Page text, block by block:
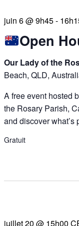
Open
juin 6 @ 9h45-
Our Lady of the
Beach, QLD,
A free event hosted
the Rosary Parish,
and discover
Gratuit
juillet 20 @ 15h00